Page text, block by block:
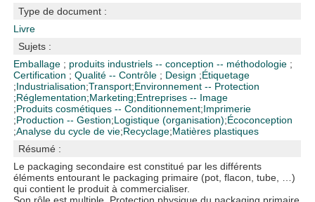
Type de document :
Livre
Sujets :
Emballage ; produits industriels -- conception -- méthodologie ;
Certification ;Qualité -- Contrôle ; Design ;Étiquetage
;Industrialisation;Transport;Environnement -- Protection
;Réglementation;Marketing;Entreprises -- Image
;Produits cosmétiques -- Conditionnement;Imprimerie
;Production -- Gestion;Logistique (organisation);Écoconception
;Analyse du cycle de vie;Recyclage;Matières plastiques
Résumé :
Le packaging secondaire est constitué par les différents
éléments entourant le packaging primaire (pot, flacon, tube, …)
qui contient le produit à commercialiser.